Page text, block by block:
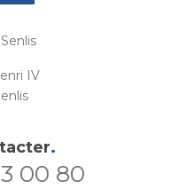
IV
.
00 80